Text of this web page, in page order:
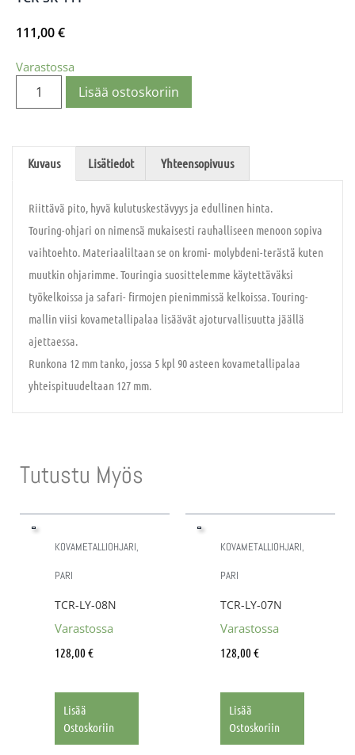
111,00€
Varastossa
Lisää ostoskoriin
Kuvaus Lisätiedot Yhteensopivuus
Riittävä pito, hyvä kulutuskestävyys ja edullinen hinta.
Touring-ohjari on nimensä mukaisesti rauhalliseen menoon sopiva
vaihtoehto. Materiaaliltaan se on kromi- molybdeni-terästä kuten
muutkin ohjarimme. Touringia suosittelemme käytettäväksi
työkelkoissa ja safari- firmojen pienimmissä kelkoissa. Touring-
mallin viisi kovametallipalaa lisäävät ajoturvallisuutta jäällä
ajettaessa.
Runkona 12 mm tanko, jossa 5 kpl 90 asteen kovametallipalaa
yhteispituudeltaan 127 mm.
Tutustu Myös
KOVAMETALLIOHJARI,
PARI
TCR-LY-08N
Varastossa
128,00 €
Lisää
Ostoskoriin
KOVAMETALLIOHJARI,
PARI
TCR-LY-07N
Varastossa
128,00 €
Lisää
Ostoskoriin